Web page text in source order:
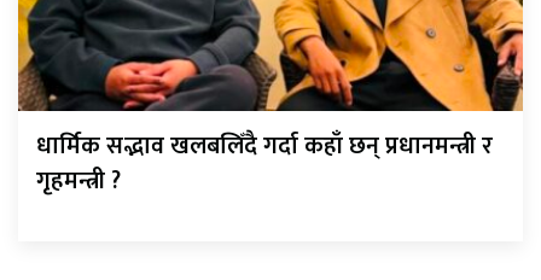
धार्मिक सद्भाव खलबलिँदै गर्दा कहाँ छन् प्रधानमन्त्री र
गृहमन्त्री ?